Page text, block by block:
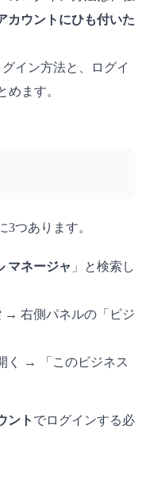
カウントにひも付いた
イン方法と、ログイ
めます。
つあります。
マネージャ 」と検索し
→ 右側パネルの「ビジ
く → 「このビジネス
ント でログインする必